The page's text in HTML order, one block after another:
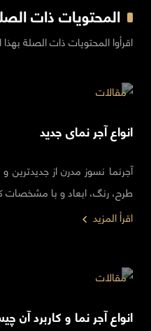
المحتويات ذات
اقرأوا المحتويات ذات الصلة
انواع آجر نمای جدید
آجرنما نسوز مدرن از جدیدترین
طرح، رنگ، ابعاد و با مشخصات
مقالات
اقرأ المزيد
انواع آجر نما و کاربرد آن
مقالات